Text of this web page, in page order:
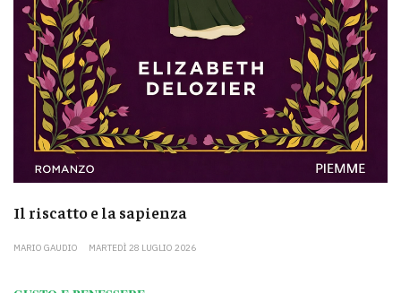
Il riscatto e la sapienza
MARIO GAUDIO MARTEDÌ 28 LUGLIO 2026